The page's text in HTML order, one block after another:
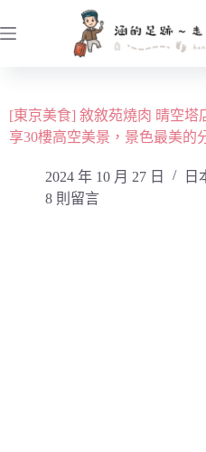
至
容[東京美食] 敘敘苑燒肉 晴空塔
享30樓高空美景，景色最美的
2024 年 10 月 27 日 日
8 則留言